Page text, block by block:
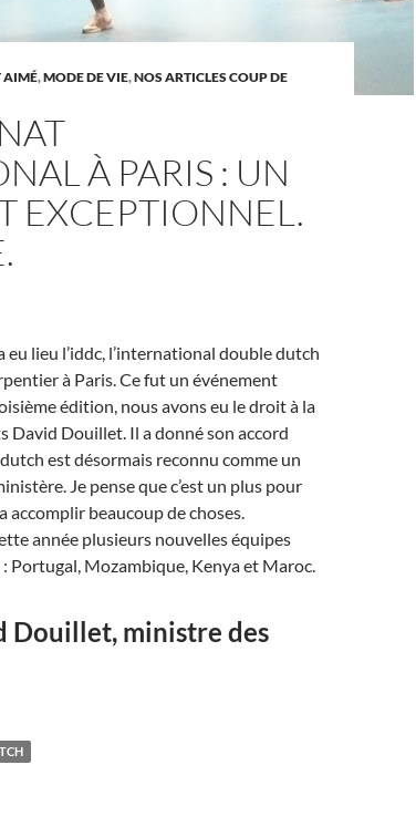
AIMÉ,MODE DE VIE,NOS ARTICLES COUP DE
À PARIS : UN
EXCEPTIONNEL.
eu lieu l’iddc, l’international double dutch
à Paris. Ce fut un événement
édition, nous avons eu le droit à la
David Douillet. Il a donné son accord
est désormais reconnu comme un
Je pense que c’est un plus pour
beaucoup de choses.
année plusieurs nouvelles équipes
Portugal, Mozambique, Kenya et Maroc.
Douillet, ministre des
international à Paris : un événement